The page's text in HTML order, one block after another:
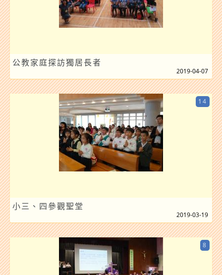
公教家庭探訪獨居長者
2019-04-07
小三、四參觀聖堂
14
2019-03-19
8